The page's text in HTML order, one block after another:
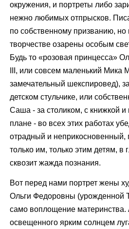
окружения, и портреты либо
нежно любимых отпрысков.
по собственному призванию, но
творчестве озарены особым
Будь то «розовая принцесса»
III, или совсем маленький Мика
замечательный шекспировед),
детском стульчике, или
Саша - за столиком, с книжкой и
плане - во всех этих работах
отрадный и
только им, только этим детям, в
сквозит жажда познания.
Вот перед нами портрет жены
Ольги Федоровны (урожденной
само воплощение материнства.
освещенного ярким солнцем